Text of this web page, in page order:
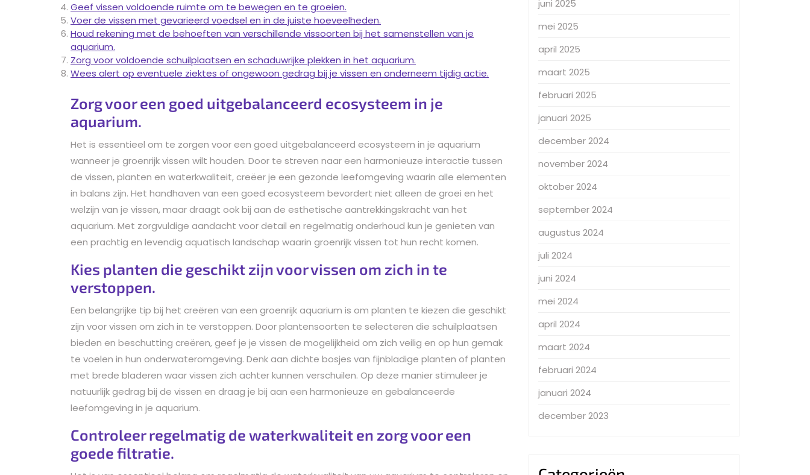
Geef vissen voldoende ruimte om te bewegen en te groeien.
Voer de vissen met gevarieerd voedsel en in de juiste hoeveelheden.
Houd rekening met de behoeften van verschillende vissoorten bij het samenstellen van je
aquarium.
Zorg voor voldoende schuilplaatsen en schaduwrijke plekken in het aquarium.
Wees alert op eventuele ziektes of ongewoon gedrag bij je vissen en onderneem tijdig actie.
Zorg voor een goed uitgebalanceerd ecosysteem in je
aquarium.
Het is essentieel om te zorgen voor een goed uitgebalanceerd ecosysteem in je aquarium
wanneer je groenrijk vissen wilt houden. Door te streven naar een harmonieuze interactie tussen
de vissen, planten en waterkwaliteit, creëer je een gezonde leefomgeving waarin alle elementen
in balans zijn. Het handhaven van een goed ecosysteem bevordert niet alleen de groei en het
welzijn van je vissen, maar draagt ook bij aan de esthetische aantrekkingskracht van het
aquarium. Met zorgvuldige aandacht voor detail en regelmatig onderhoud kun je genieten van
een prachtig en levendig aquatisch landschap waarin groenrijk vissen tot hun recht komen.
Kies planten die geschikt zijn voor vissen om zich in te
verstoppen.
Een belangrijke tip bij het creëren van een groenrijk aquarium is om planten te kiezen die geschikt
zijn voor vissen om zich in te verstoppen. Door plantensoorten te selecteren die schuilplaatsen
bieden en beschutting creëren, geef je je vissen de mogelijkheid om zich veilig en op hun gemak
te voelen in hun onderwateromgeving. Denk aan dichte bosjes van fijnbladige planten of planten
met brede bladeren waar vissen zich achter kunnen verschuilen. Op deze manier stimuleer je
natuurlijk gedrag bij de vissen en draag je bij aan een harmonieuze en gebalanceerde
leefomgeving in je aquarium.
Controleer regelmatig de waterkwaliteit en zorg voor een
goede filtratie.
juni 2025
mei 2025
april 2025
maart 2025
februari 2025
januari 2025
december 2024
november 2024
oktober 2024
september 2024
augustus 2024
juli 2024
juni 2024
mei 2024
april 2024
maart 2024
februari 2024
januari 2024
december 2023